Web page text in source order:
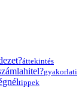
áttekintés
gyakorlati
tippek